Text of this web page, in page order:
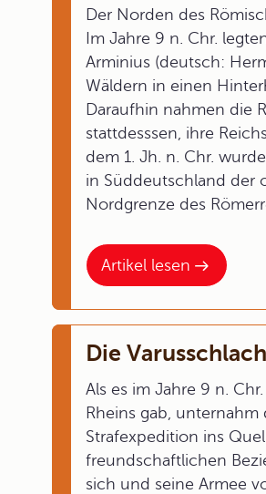
Artikel lesen
Der Norden des
Im Jahre 9 n. Chr.
Arminius (deutsch:
Wäldern in einen
Daraufhin nahmen die
stattdesssen, ihre
dem 1. Jh. n. Chr.
in Süddeutschland der
Nordgrenze des
Die
Als es im Jahre 9 n.
Rheins gab, unternahm
Strafexpedition ins
freundschaftlichen
sich und seine Armee